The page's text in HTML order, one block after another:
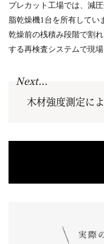
プレカット工場では、減
脂乾燥機1台を所有してい
乾燥前の桟積み段階で割
する再検査システムで現
Next...
木材強度測定に